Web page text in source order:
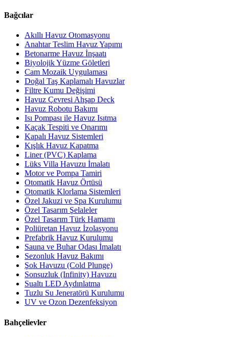
Bağcılar
Akıllı Havuz Otomasyonu
Anahtar Teslim Havuz Yapımı
Betonarme Havuz İnşaatı
Biyolojik Yüzme Göletleri
Cam Mozaik Uygulaması
Doğal Taş Kaplamalı Havuzlar
Filtre Kumu Değişimi
Havuz Çevresi Ahşap Deck
Havuz Robotu Bakımı
Isı Pompası ile Havuz Isıtma
Kaçak Tespiti ve Onarımı
Kapalı Havuz Sistemleri
Kışlık Havuz Kapatma
Liner (PVC) Kaplama
Lüks Villa Havuzu İmalatı
Motor ve Pompa Tamiri
Otomatik Havuz Örtüsü
Otomatik Klorlama Sistemleri
Özel Jakuzi ve Spa Kurulumu
Özel Tasarım Şelaleler
Özel Tasarım Türk Hamamı
Poliüretan Havuz İzolasyonu
Prefabrik Havuz Kurulumu
Sauna ve Buhar Odası İmalatı
Sezonluk Havuz Bakımı
Şok Havuzu (Cold Plunge)
Sonsuzluk (Infinity) Havuzu
Sualtı LED Aydınlatma
Tuzlu Su Jeneratörü Kurulumu
UV ve Ozon Dezenfeksiyon
Bahçelievler